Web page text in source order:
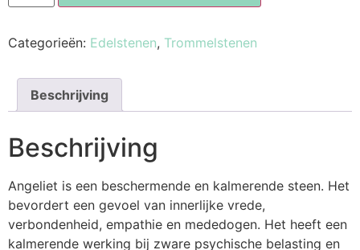
Categorieën: Edelstenen, Trommelstenen
Beschrijving
Beschrijving
Angeliet is een beschermende en kalmerende steen. Het
bevordert een gevoel van innerlijke vrede,
verbondenheid, empathie en mededogen. Het heeft een
kalmerende werking bij zware psychische belasting en